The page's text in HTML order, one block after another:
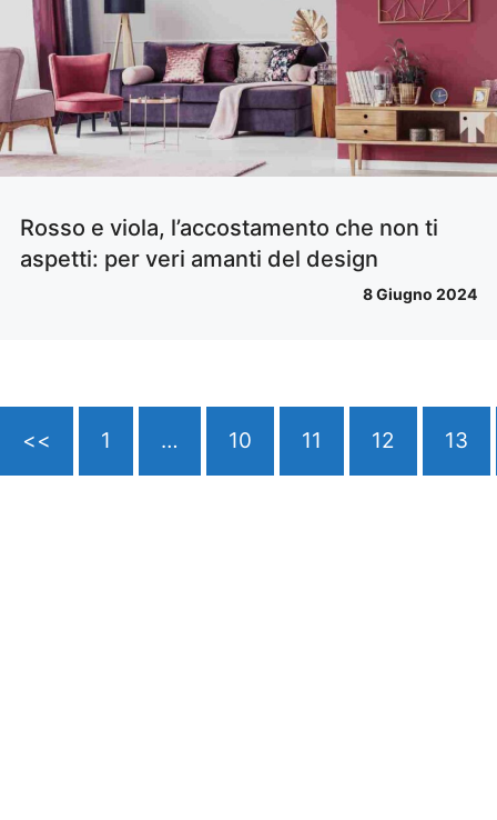
Rosso e viola, l’accostamento che non ti
aspetti: per veri amanti del design
8 Giugno 2024
<< 1 … 10 11 12 13